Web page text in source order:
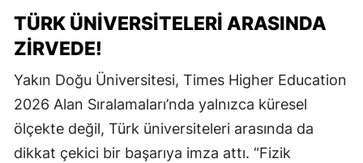
TÜRK ÜNIVERSITELERI ARASINDA
ZIRVEDE!
Yakın Doğu Üniversitesi, Times Higher Education
2026 Alan Sıralamaları’nda yalnızca küresel
ölçekte değil, Türk üniversiteleri arasında da
dikkat çekici bir başarıya imza attı. “Fizik